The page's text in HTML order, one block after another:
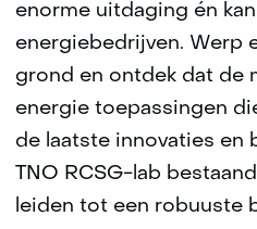
enorme uitdaging én
energiebedrijven. Werp
grond en ontdek dat de
energie toepassingen
de laatste innovaties en
TNO RCSG-lab
leiden tot een robuuste